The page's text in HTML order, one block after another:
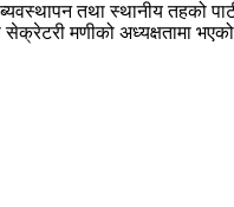
तथा स्थानीय तहको
मणीको अध्यक्षतामा भएको